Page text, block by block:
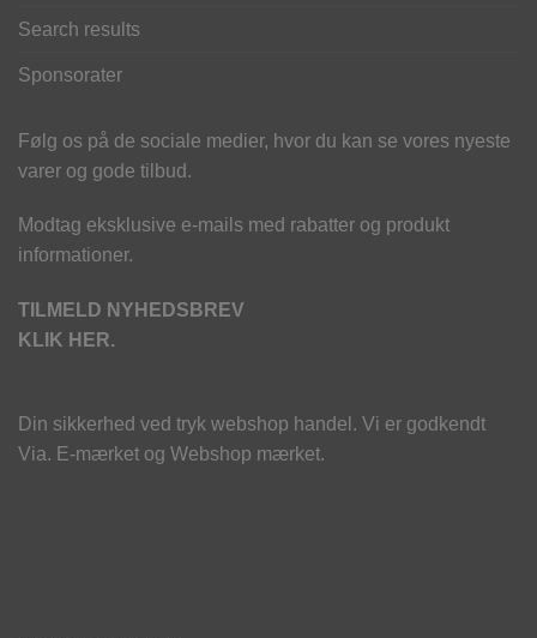
Search results
Sponsorater
Følg os på de sociale medier, hvor du kan se vores nyeste
varer og gode tilbud.
Modtag eksklusive e-mails med rabatter og produkt
informationer.
TILMELD NYHEDSBREV
KLIK HER.
Din sikkerhed ved tryk webshop handel. Vi er godkendt
Via. E-mærket og Webshop mærket.